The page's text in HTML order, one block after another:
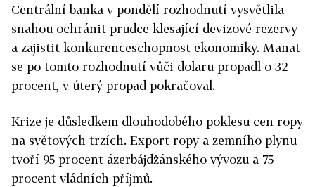
Centrální banka v pondělí rozhodnutí vysvětlila
snahou ochránit prudce klesající devizové rezervy
a zajistit konkurenceschopnost ekonomiky. Manat
se po tomto rozhodnutí vůči dolaru propadl o 32
procent, v úterý propad pokračoval.
Krize je důsledkem dlouhodobého poklesu cen ropy
na světových trzích. Export ropy a zemního plynu
tvoří 95 procent ázerbájdžánského vývozu a 75
procent vládních příjmů.